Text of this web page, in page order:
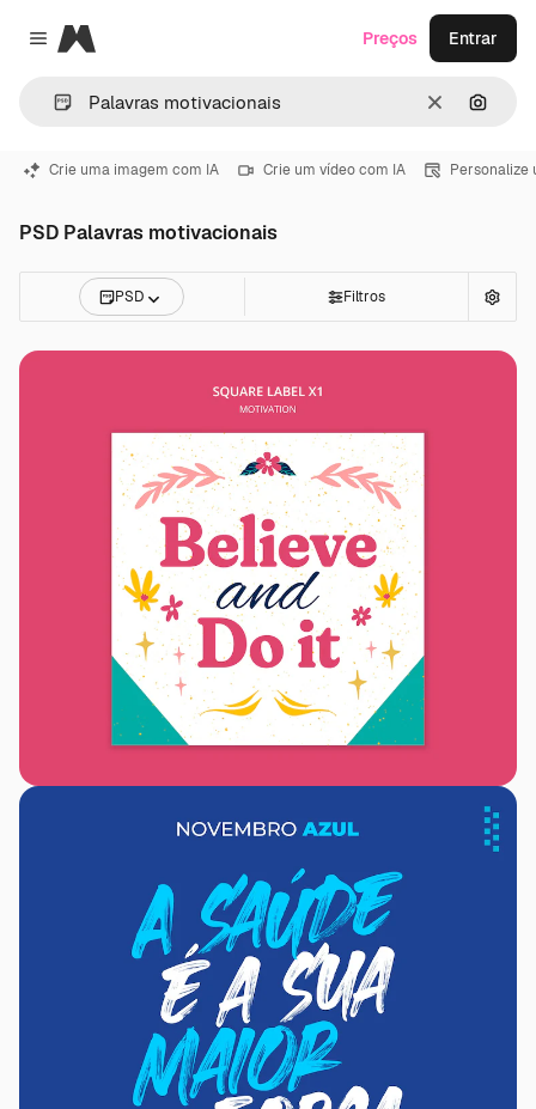
Close menu
Magnific
Limpar
Preços Entrar
Crie uma imagem com IA Crie um vídeo com IA Personalize
PSD Palavras motivacionais
PSD Filtros